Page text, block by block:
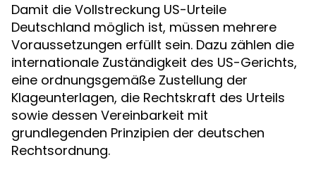
Damit die Vollstreckung US-Urteile
Deutschland möglich ist, müssen mehrere
Voraussetzungen erfüllt sein. Dazu zählen die
internationale Zuständigkeit des US-Gerichts,
eine ordnungsgemäße Zustellung der
Klageunterlagen, die Rechtskraft des Urteils
sowie dessen Vereinbarkeit mit
grundlegenden Prinzipien der deutschen
Rechtsordnung.